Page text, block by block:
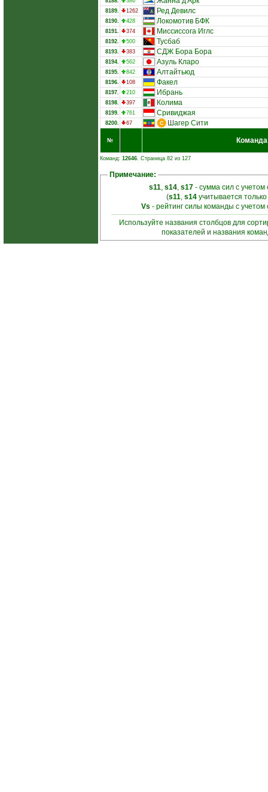
8189. 1262 Ред Девилс
8190. 428 Локомотив БФК
8191. 374 Миссиссога Иглс
8192. 500 Тусбаб
8193. 383 СДЖ Бора Бора
8194. 562 Азуль Кларо
8195. 842 Алтайтьюд
8196. 108 Факел
8197. 210 Ибрань
8198. 397 Колима
8199. 761 Сривиджая
8200. 67 Шагер Сити
№ Команда
Команд: 12646. Страница 82 из 127
Примечание:
s11, s14, s17- сумма сил с учетом
(s11, s14 учитывается
Vs - рейтинг силы команды с
Используйте названия столбцов для
показателей и названия